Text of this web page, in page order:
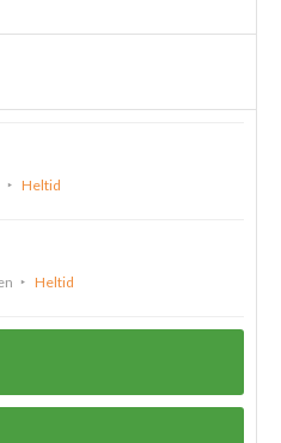
Heltid
Heltid